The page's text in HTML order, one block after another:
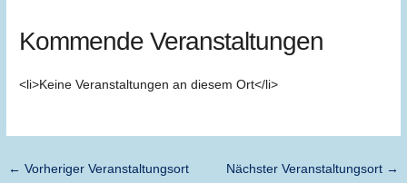
Kommende Veranstaltungen
<li>Keine Veranstaltungen an diesem Ort</li>
← Vorheriger Veranstaltungsort Nächster Veranstaltungsort →